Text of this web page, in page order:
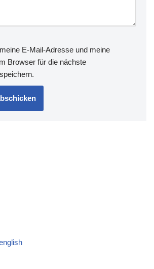
E-Mail-Adresse und meine
Browser für die nächste